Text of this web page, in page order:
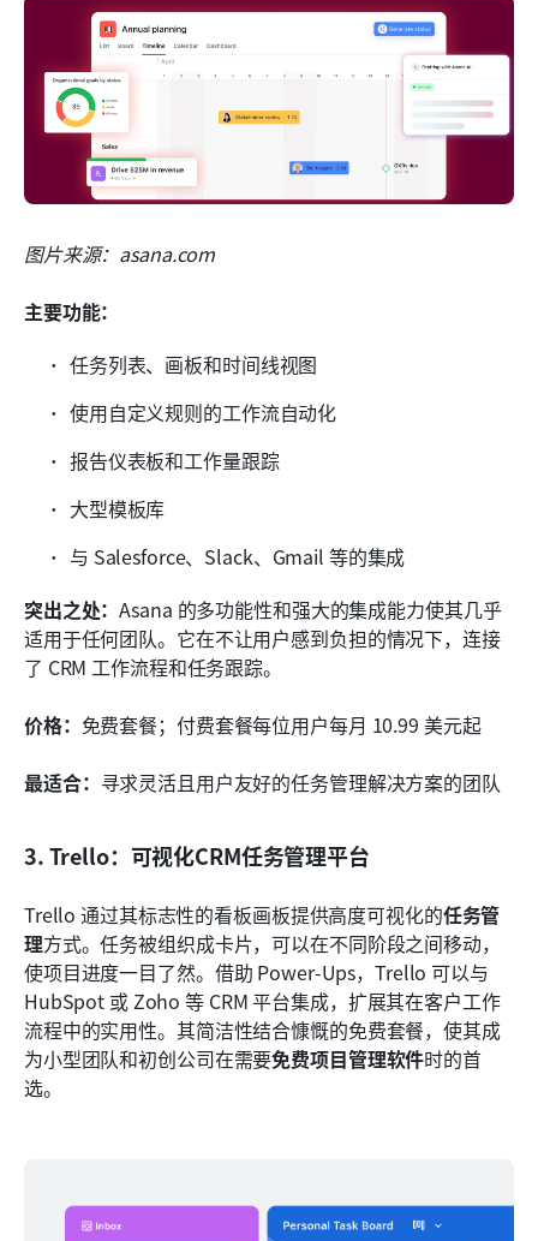
图片来源：asana.com
主要功能：
任务列表、画板和时间线视图
使用自定义规则的工作流自动化
报告仪表板和工作量跟踪
大型模板库
与 Salesforce、Slack、Gmail 等的集成
突出之处：Asana 的多功能性和强大的集成能力使其几乎
适用于任何团队。它在不让用户感到负担的情况下，连接
了 CRM 工作流程和任务跟踪。
价格： 免费套餐；付费套餐每位用户每月 10.99 美元起
最适合： 寻求灵活且用户友好的任务管理解决方案的团队
3. Trello：可视化CRM任务管理平台
Trello 通过其标志性的看板画板提供高度可视化的任务管
理方式。任务被组织成卡片，可以在不同阶段之间移动，
使项目进度一目了然。借助 Power-Ups，Trello 可以与
HubSpot 或 Zoho 等 CRM 平台集成，扩展其在客户工作
流程中的实用性。其简洁性结合慷慨的免费套餐，使其成
为小型团队和初创公司在需要免费项目管理软件时的首
选。